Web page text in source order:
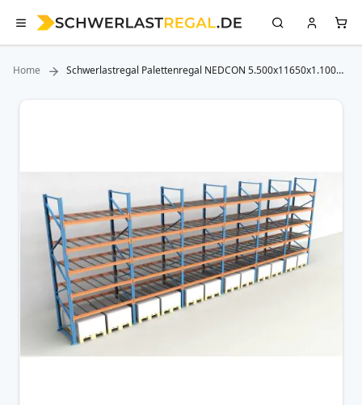
Home
Schwerlastregal Palettenregal NEDCON 5.500x11650x1.100
Zum